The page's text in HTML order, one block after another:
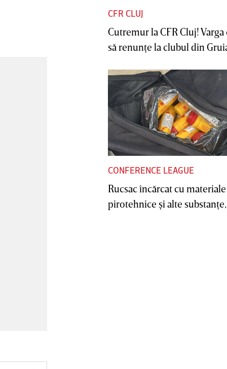
CFR CLUJ
Cutremur la CFR Cluj! Varga
să renunţe la clubul din
CONFERENCE LEAGUE
Rucsac încărcat cu materiale
pirotehnice şi alte substanţe,